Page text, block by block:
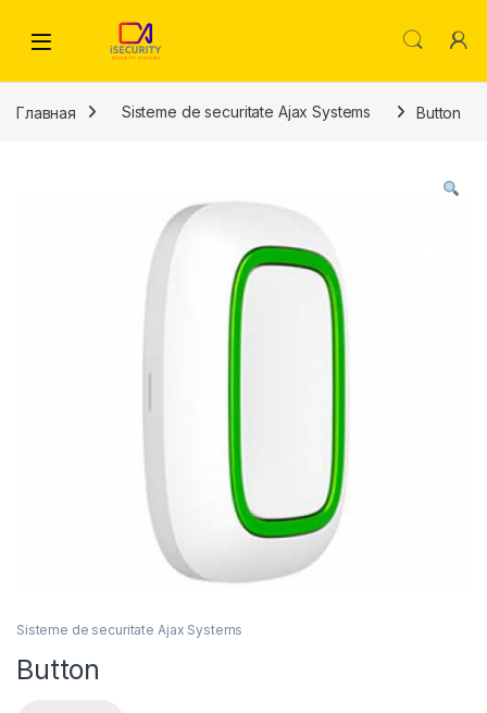
Главная Sisteme de securitate Ajax Systems Button
Sisteme de securitate Ajax Systems
Button